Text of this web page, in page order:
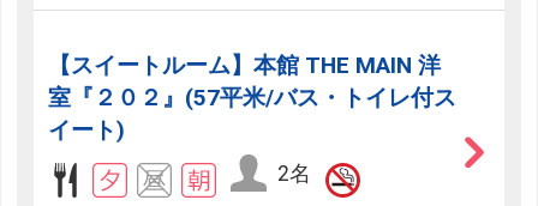
【スイートルーム】本館 THE MAIN 洋
室『２０２』(57平米/バス・トイレ付ス
イート)
2名